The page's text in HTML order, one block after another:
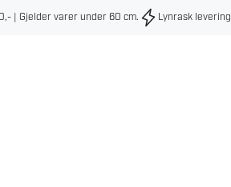
| Gjelder varer under 60 cm. Lynrask levering